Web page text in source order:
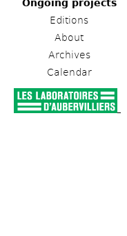
Ongoing projects
Editions
About
Archives
Calendar